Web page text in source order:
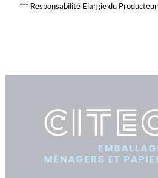
*** Responsabilité Elargie du Producteur